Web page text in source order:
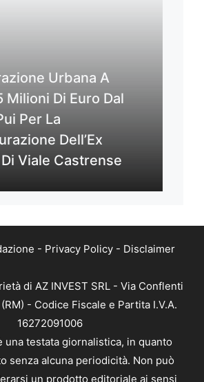
Urbana A
Milioni Di Euro Dal
Per La
Dell’Ex
Viale Castrense
- Privacy Policy - Disclaimer
di AZ INVEST SRL - Via Conflenti
(RM) - Codice Fiscale e Partita I.V.A.
16272091006
una testata giornalistica, in quanto
senza alcuna periodicità. Non può
un prodotto editoriale ai sensi